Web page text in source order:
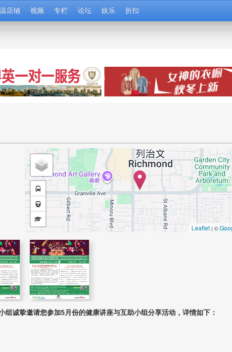
店铺 视频 专栏 论坛 娱乐 折扣
Leaflet | ©
组诚挚邀请您参加5月份的健康讲座与互助小组分享活动 ， 详情如下：